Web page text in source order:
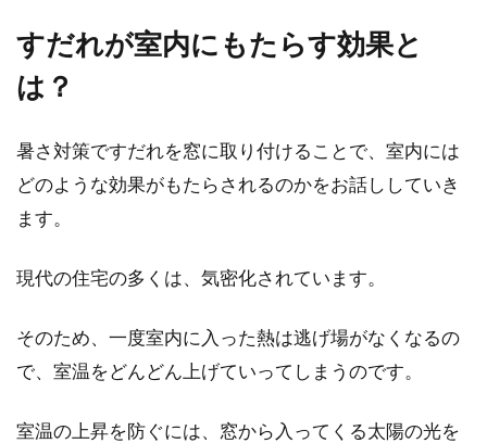
暑い季節は、窓から入る日射しが厳しいですよ
1LDKを自分好みにコーディネート！
快適な一人暮らしをしよう
1LDKで一人暮らしをする場合、せっかくなら、
すだれが室内にもたらす効果と
は？
暑さ対策ですだれを窓に取り付けることで、室内には
どのような効果がもたらされるのかをお話ししていき
ます。
現代の住宅の多くは、気密化されています。
そのため、一度室内に入った熱は逃げ場がなくなるの
で、室温をどんどん上げていってしまうのです。
室温の上昇を防ぐには、窓から入ってくる太陽の光を